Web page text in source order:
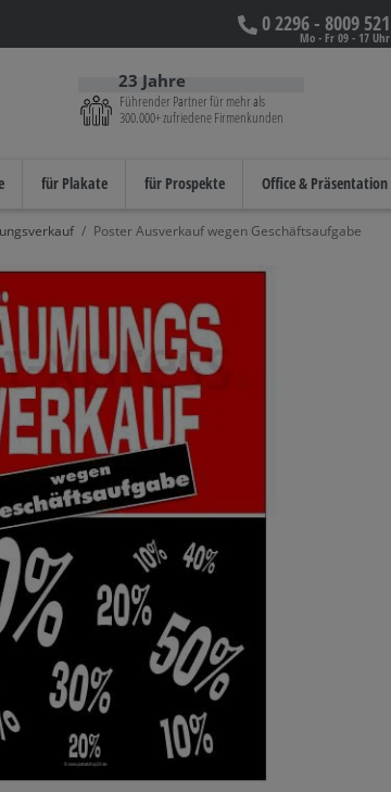
0 2296 - 8009 521
Mo - Fr 09 - 17 Uhr
23 Jahre
Führender Partner für mehr als
300.000+ zufriedene Firmenkunden
für Plakate für Prospekte Office & Präsentation
Poster Ausverkauf wegen Geschäftsaufgabe